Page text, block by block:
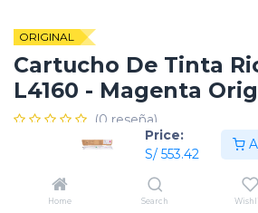
Price:
S/ 553.42
Home Search
ORIGINAL
Cartucho De Tinta
L4160 - Magenta
(0 reseña)
842160